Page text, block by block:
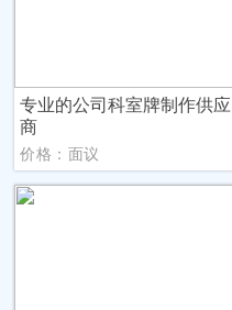
专业的公司科室牌制作供应
商
价格：面议